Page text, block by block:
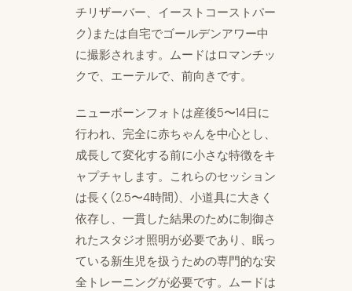
チリザーバー、イーストコーストパー
ク)または自宅でゴールデンアワー中
に撮影されます。ムードはロマンチッ
クで、エーテルで、前向きです。
ニューボーンフォトは産後5〜14日に
行われ、完全に赤ちゃんを中心とし、
成長して変化する前に小さな特徴をキ
ャプチャします。これらのセッション
は長く(2.5〜4時間)、小道具に大きく
依存し、一貫した結果のために制御さ
れたスタジオ照明が必要であり、眠っ
ている新生児を扱うための専門的な安
全トレーニングが必要です。ムードは